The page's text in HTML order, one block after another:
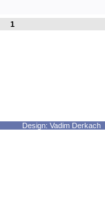
1
Design: Vadim Derkach